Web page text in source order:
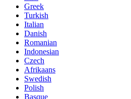
Greek
Turkish
Italian
Danish
Romanian
Indonesian
Czech
Afrikaans
Swedish
Polish
Basque